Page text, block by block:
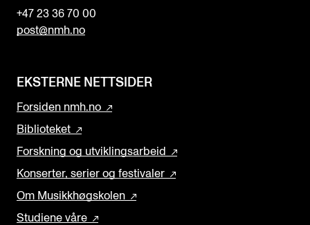
+47 23 36 70 00
post@nmh.no
EKSTERNE NETTSIDER
Forsiden nmh.no
Biblioteket
Forskning og utviklingsarbeid
Konserter, serier og festivaler
Om Musikkhøgskolen
Studiene våre